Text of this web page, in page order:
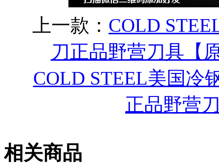
上一款： COLD
刀正品野营刀具【
COLD STEEL美国冷
正品野营
相关商品